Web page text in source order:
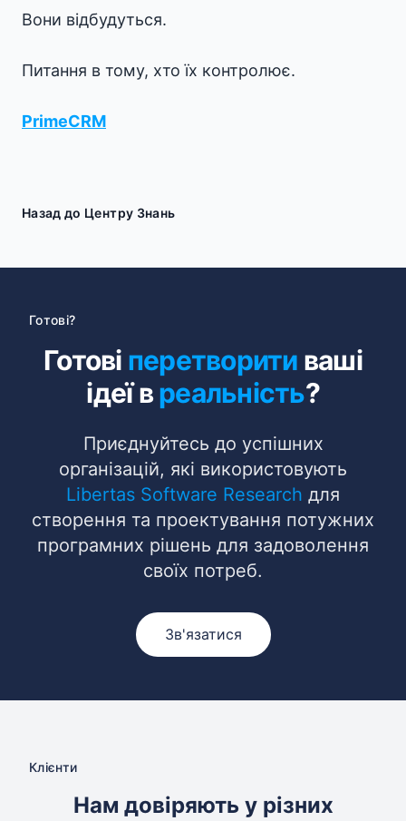
Вони відбудуться.
Питання в тому, хто їх контролює.
PrimeCRM
Назад до Центру Знань
Готові?
Готові перетворити ваші
ідеї вреальність?
Приєднуйтесь до успішних
організацій, які використовують
Libertas Software Research для
створення та проектування потужних
програмних рішень для задоволення
своїх потреб.
Зв'язатися
Клієнти
Нам довіряють у різних